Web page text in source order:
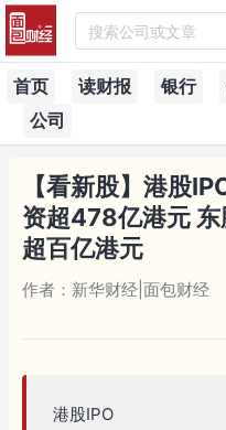
搜索公司或文章
首页 读财报 银行
公司
【看新股】港股
资超478亿港元
超百亿港元
作者：新华财经|面包财经
港股IPO